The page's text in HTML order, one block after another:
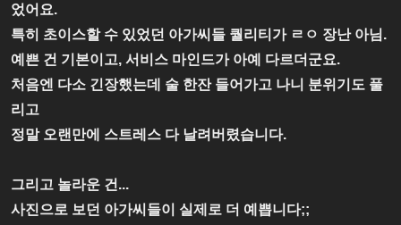
었어요.
특히 초이스할 수 있었던 아가씨들 퀄리티가 ㄹㅇ 장난 아님.
예쁜 건 기본이고, 서비스 마인드가 아예 다르더군요.
처음엔 다소 긴장했는데 술 한잔 들어가고 나니 분위기도 풀
리고
정말 오랜만에 스트레스 다 날려버렸습니다.
그리고 놀라운 건...
사진으로 보던 아가씨들이 실제로 더 예쁩니다;;